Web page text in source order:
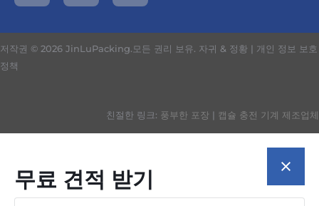
저작권 © 2026 JinLuPacking.모든 권리 보유. 자귀 & 정황 | 개인 정보 보호
정책
친절한 링크: 풍부한 포장 | 캡슐 충전 기계 제조업체
무료 견적 받기